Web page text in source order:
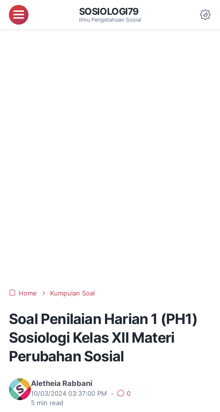
Menu SOSIOLOGI79
Ilmu Pengetahuan Sosial
Home Kumpulan Soal
Soal Penilaian Harian 1 (PH1)
Sosiologi Kelas XII Materi
Perubahan Sosial
Aletheia Rabbani
10/03/2024 03:37:00 PM •
0
5 min read